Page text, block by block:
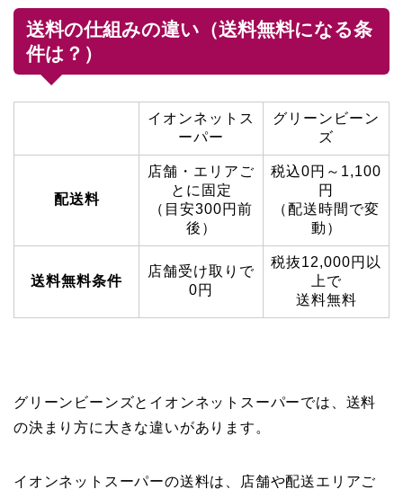
送料の仕組みの違い（送料無料になる条
件は？）
イオンネットス
ーパー
グリーンビーン
ズ
配送料
店舗・エリアご
とに固定
（目安300円前
後）
税込0円～1,100
円
（配送時間で変
動）
送料無料条件
店舗受け取りで
0円
税抜12,000円以
上で
送料無料
グリーンビーンズとイオンネットスーパーでは、送料
の決まり方に大きな違いがあります。
イオンネットスーパーの送料は、店舗や配送エリアご